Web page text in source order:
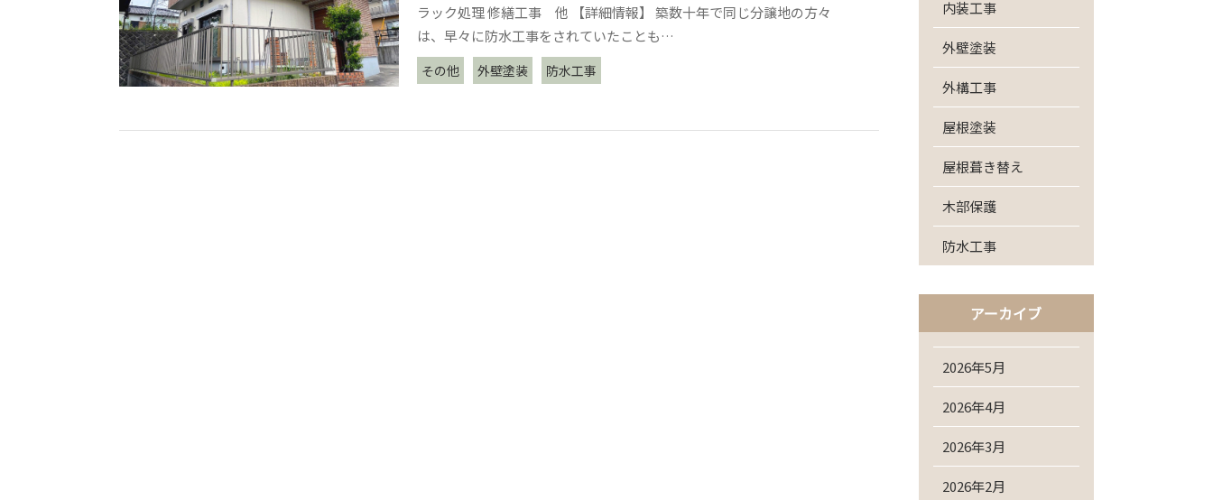
ラック処理 修繕工事 他 【詳細情報】 築数十年で同じ分譲地の方々
は、早々に防水工事をされていたことも…
その他 外壁塗装 防水工事
内装工事
外壁塗装
外構工事
屋根塗装
屋根葺き替え
木部保護
防水工事
アーカイブ
2026年5月
2026年4月
2026年3月
2026年2月